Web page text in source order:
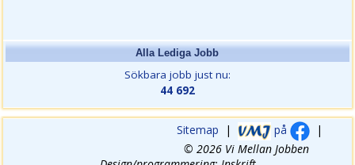
Alla Lediga Jobb
Sökbara jobb just nu:
44 692
Sitemap | på
|
© 2026 Vi Mellan Jobben